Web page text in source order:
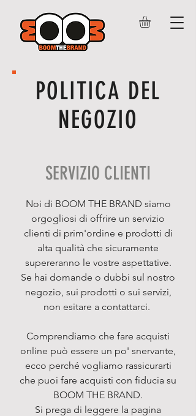
POLITICA DEL
NEGOZIO
SERVIZIO CLIENTI
Noi di BOOM THE BRAND siamo
orgogliosi di offrire un servizio
clienti di prim'ordine e prodotti di
alta qualità che sicuramente
supereranno le vostre aspettative.
Se hai domande o dubbi sul nostro
negozio, sui prodotti o sui servizi,
non esitare a contattarci.
Comprendiamo che fare acquisti
online può essere un po' snervante,
ecco perché vogliamo rassicurarti
che puoi fare acquisti con fiducia su
BOOM THE BRAND.
Si prega di leggere la pagina